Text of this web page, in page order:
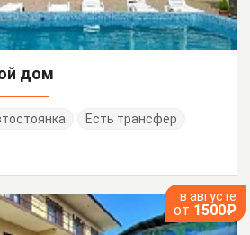
дом
Есть трансфер
в августе
от 1500₽